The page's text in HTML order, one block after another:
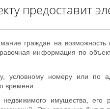
предоставит
граждан на
информация по
номеру или по
времени.
имущества, его